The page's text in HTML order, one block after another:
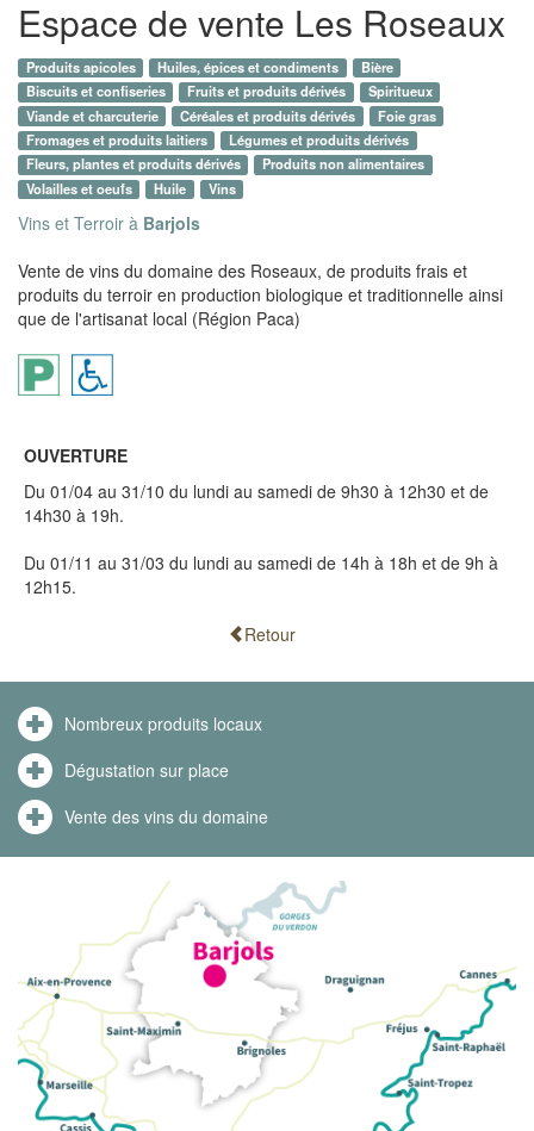
Espace de vente Les Roseaux
Produits apicoles Huiles, épices et condiments
Bière
Biscuits et confiseries
Fruits et produits dérivés
Spiritueux
Viande et charcuterie
Céréales et produits dérivés
Foie gras
Fromages et produits laitiers
Légumes et produits dérivés
Fleurs, plantes et produits dérivés
Produits non alimentaires
Volailles et oeufs
Huile Vins
Vins et Terroir à Barjols
Vente de vins du domaine des Roseaux, de produits frais et
produits du terroir en production biologique et traditionnelle ainsi
que de l'artisanat local (Région Paca)
OUVERTURE
Du 01/04 au 31/10 du lundi au samedi de 9h30 à 12h30 et de
14h30 à 19h.
Du 01/11 au 31/03 du lundi au samedi de 14h à 18h et de 9h à
12h15.
Retour
Nombreux produits locaux
Dégustation sur place
Vente des vins du domaine